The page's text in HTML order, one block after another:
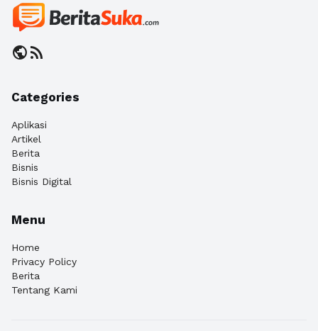
publicrss_feed
Categories
Aplikasi
Artikel
Berita
Bisnis
Bisnis Digital
Menu
Home
Privacy Policy
Berita
Tentang Kami